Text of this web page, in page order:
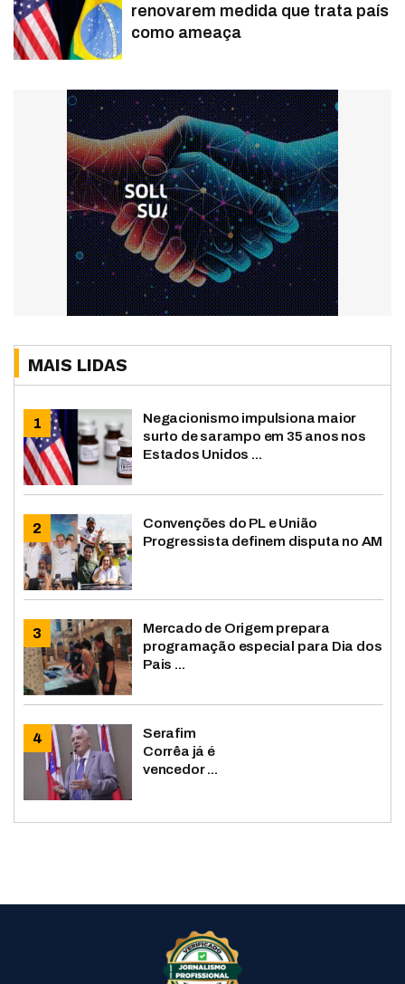
renovarem medida que trata país
como ameaça
MAIS LIDAS
Negacionismo impulsiona maior
surto de sarampo em 35 anos nos
Estados Unidos ...
Convenções do PL e União
Progressista definem disputa no AM
Mercado de Origem prepara
programação especial para Dia dos
Pais ...
Serafim
Corrêa já é
vencedor ...